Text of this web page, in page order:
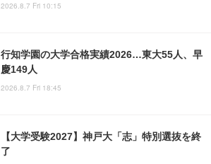
2026.8.7 Fri 10:15
行知学園の大学合格実績2026…東大55人、早
慶149人
2026.8.7 Fri 18:45
【大学受験2027】神戸大「志」特別選抜を終
了